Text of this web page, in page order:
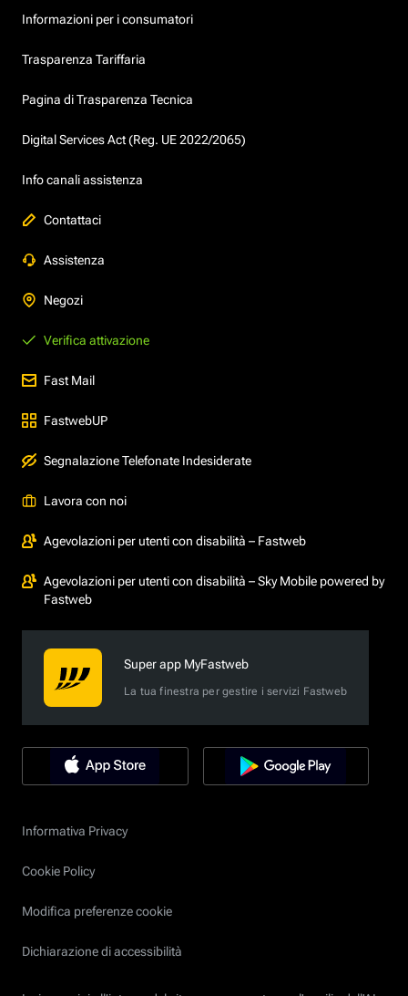
Informazioni per i consumatori
Trasparenza Tariffaria
Pagina di Trasparenza Tecnica
Digital Services Act (Reg. UE 2022/2065)
Info canali assistenza
Contattaci
Assistenza
Negozi
Verifica attivazione
Fast Mail
FastwebUP
Segnalazione Telefonate Indesiderate
Lavora con noi
Agevolazioni per utenti con disabilità – Fastweb
Agevolazioni per utenti con disabilità – Sky Mobile powered by
Fastweb
Super app MyFastweb
La tua finestra per gestire i servizi Fastweb
Informativa Privacy
Cookie Policy
Modifica preferenze cookie
Dichiarazione di accessibilità